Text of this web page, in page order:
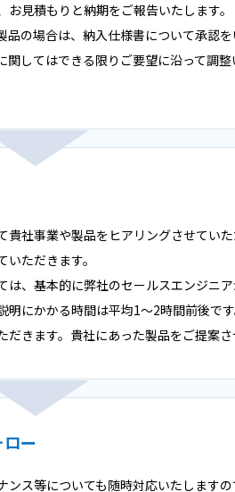
お見積もりと納期をご報告いたします。
品の場合は、納入仕様書について承認
関してはできる限りご要望に沿って調
貴社事業や製品をヒアリングさせてい
ただきます。
は、基本的に弊社のセールスエンジニ
明にかかる時間は平均1～2時間前後で
だきます。貴社にあった製品をご提案
ー
ンス等についても随時対応いたします